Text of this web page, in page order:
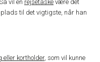
vil en rejsetaske være det
til det vigtigste, når han
eller kortholder, som vil kunne